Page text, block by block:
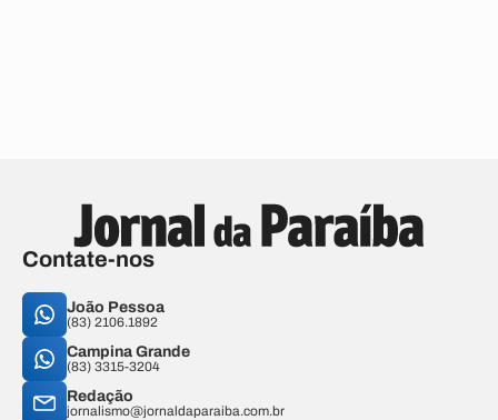
Contate-nos
João Pessoa
(83) 2106.1892
Campina Grande
(83) 3315-3204
Redação
jornalismo@jornaldaparaiba.com.br